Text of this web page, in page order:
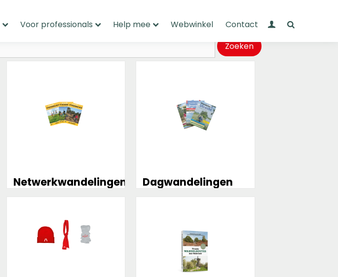
Voor professionals Help mee Webwinkel Contact Mijn Wandelnet
Zoeken
Netwerkwandelingen Dagwandelingen